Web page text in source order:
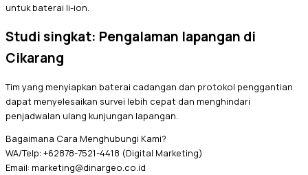
untuk baterai li-ion.
Studi singkat: Pengalaman lapangan di
Cikarang
Tim yang menyiapkan baterai cadangan dan protokol penggantian
dapat menyelesaikan survei lebih cepat dan menghindari
penjadwalan ulang kunjungan lapangan.
Bagaimana Cara Menghubungi Kami?
WA/Telp: +62878-7521-4418 (Digital Marketing)
Email: marketing@dinargeo.co.id